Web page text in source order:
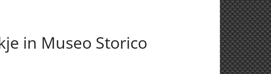
in Museo Storico